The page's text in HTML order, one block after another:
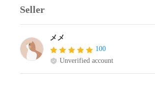
Seller
メメ
100
Unverified account